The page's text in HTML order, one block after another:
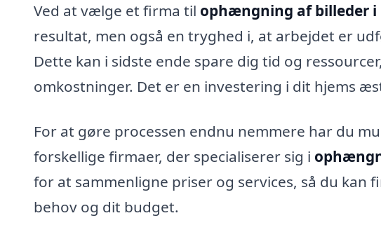
Ved at vælge et firma til ophængning af billeder i
resultat, men også en tryghed i, at arbejdet er
Dette kan i sidste ende spare dig tid og
omkostninger. Det er en investering i dit hjems
For at gøre processen endnu nemmere har du
forskellige firmaer, der specialiserer sig i
for at sammenligne priser og services, så du kan
behov og dit budget.